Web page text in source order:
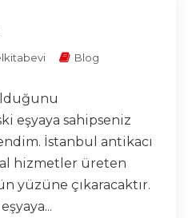
Blog
eşyaya sahipseniz
İstanbul antikacı
hizmetler üreten
yüzüne çıkaracaktır.